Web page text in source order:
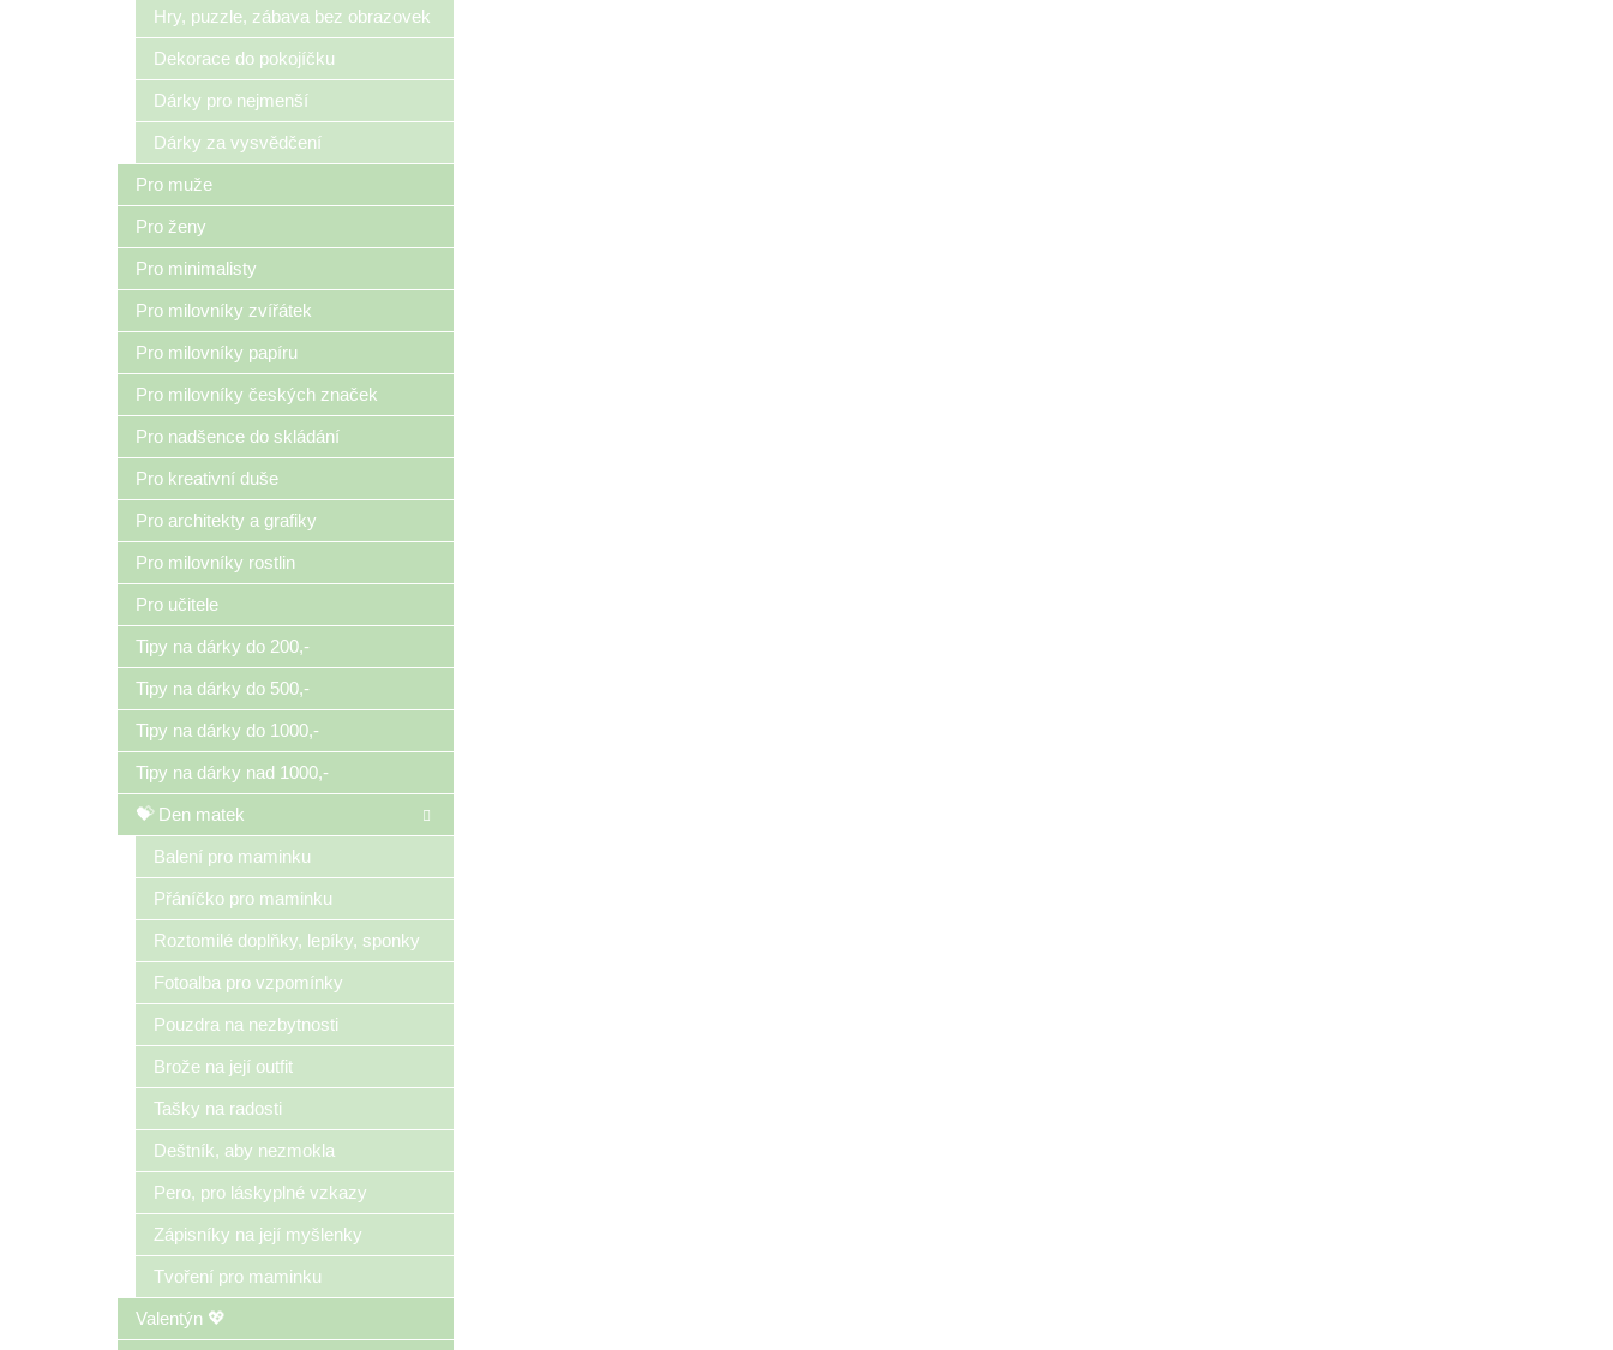
Hry, puzzle, zábava bez obrazovek
Dekorace do pokojíčku
Dárky pro nejmenší
Dárky za vysvědčení
Pro muže
Pro ženy
Pro minimalisty
Pro milovníky zvířátek
Pro milovníky papíru
Pro milovníky českých značek
Pro nadšence do skládání
Pro kreativní duše
Pro architekty a grafiky
Pro milovníky rostlin
Pro učitele
Tipy na dárky do 200,-
Tipy na dárky do 500,-
Tipy na dárky do 1000,-
Tipy na dárky nad 1000,-
💝 Den matek
Balení pro maminku
Přáníčko pro maminku
Roztomilé doplňky, lepíky, sponky
Fotoalba pro vzpomínky
Pouzdra na nezbytnosti
Brože na její outfit
Tašky na radosti
Deštník, aby nezmokla
Pero, pro láskyplné vzkazy
Zápisníky na její myšlenky
Tvoření pro maminku
Valentýn 💖